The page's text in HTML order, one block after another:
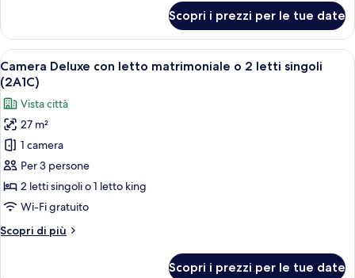
familiare
(2A2C)
Scopri i prezzi per le tue date
Apri
tutte
le
foto
per
Camera
Deluxe
con
letto
o
Camera d'albergo con un letto
5
Camera Deluxe con letto matrimoniale o 2 letti singoli
(2A1C)
Vista città
27 m²
1 camera
Per 3 persone
2 letti singoli o 1 letto king
Wi-Fi gratuito
Scopri di più
Altri
Scopri i prezzi per le tue date